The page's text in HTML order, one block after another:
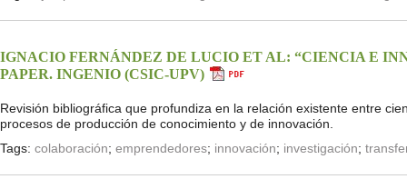
IGNACIO FERNÁNDEZ DE LUCIO ET AL: “CIENCIA E
PAPER. INGENIO (CSIC-UPV)
Revisión bibliográfica que profundiza en la relación existente entre
procesos de producción de conocimiento y de innovación.
Tags: colaboración; emprendedores; innovación; investigación;